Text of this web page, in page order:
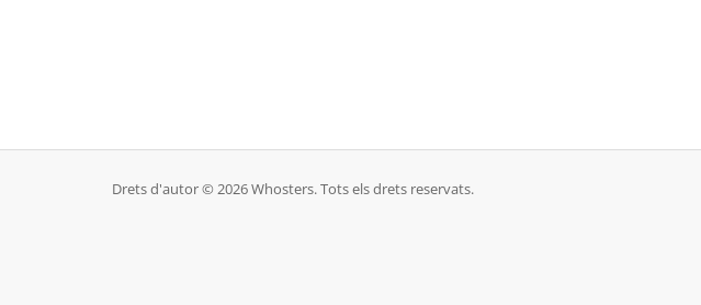
Drets d'autor © 2026 Whosters. Tots els drets reservats.